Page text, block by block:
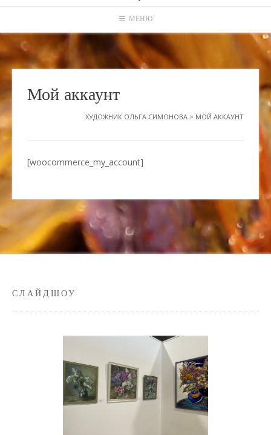
МЕНЮ
Мой аккаунт
ХУДОЖНИК ОЛЬГА СИМОНОВА > МОЙ АККАУНТ
[woocommerce_my_account]
СЛАЙДШОУ